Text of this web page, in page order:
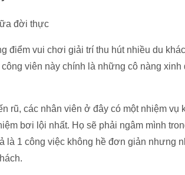
đời thực
điểm vui chơi giải trí thu hút nhiều du
viên này chính là những cô nàng xinh
rũ, các nhân viên ở đây có một nhiệm vụ
bơi lội nhất. Họ sẽ phải ngâm mình
là 1 công việc không hề đơn giản nhưng